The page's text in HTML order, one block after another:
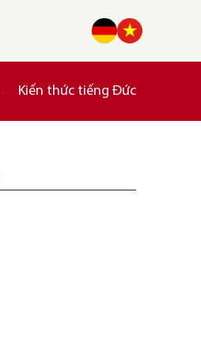
Kiến thức tiếng Đức